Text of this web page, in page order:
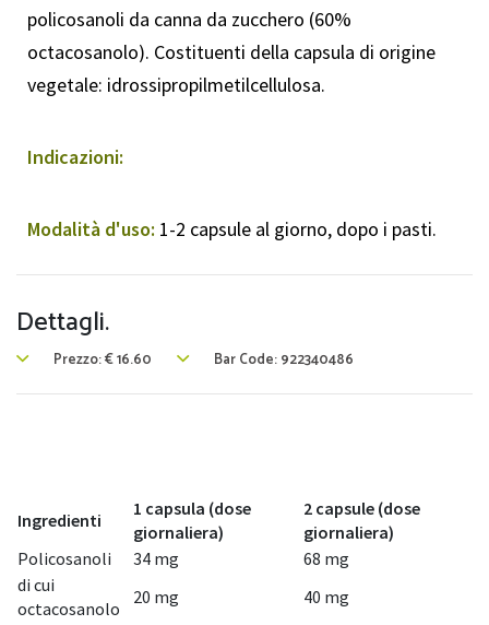
policosanoli da canna da zucchero (60%
octacosanolo). Costituenti della capsula di origine
vegetale: idrossipropilmetilcellulosa.
Indicazioni:
Modalità d'uso: 1-2 capsule al giorno, dopo i pasti.
Dettagli.
Prezzo:€16.60 Bar Code: 922340486
Ingredienti
1 capsula (dose
giornaliera)
2 capsule (dose
giornaliera)
Policosanoli
34 mg
68 mg
di cui
octacosanolo
20 mg 40 mg